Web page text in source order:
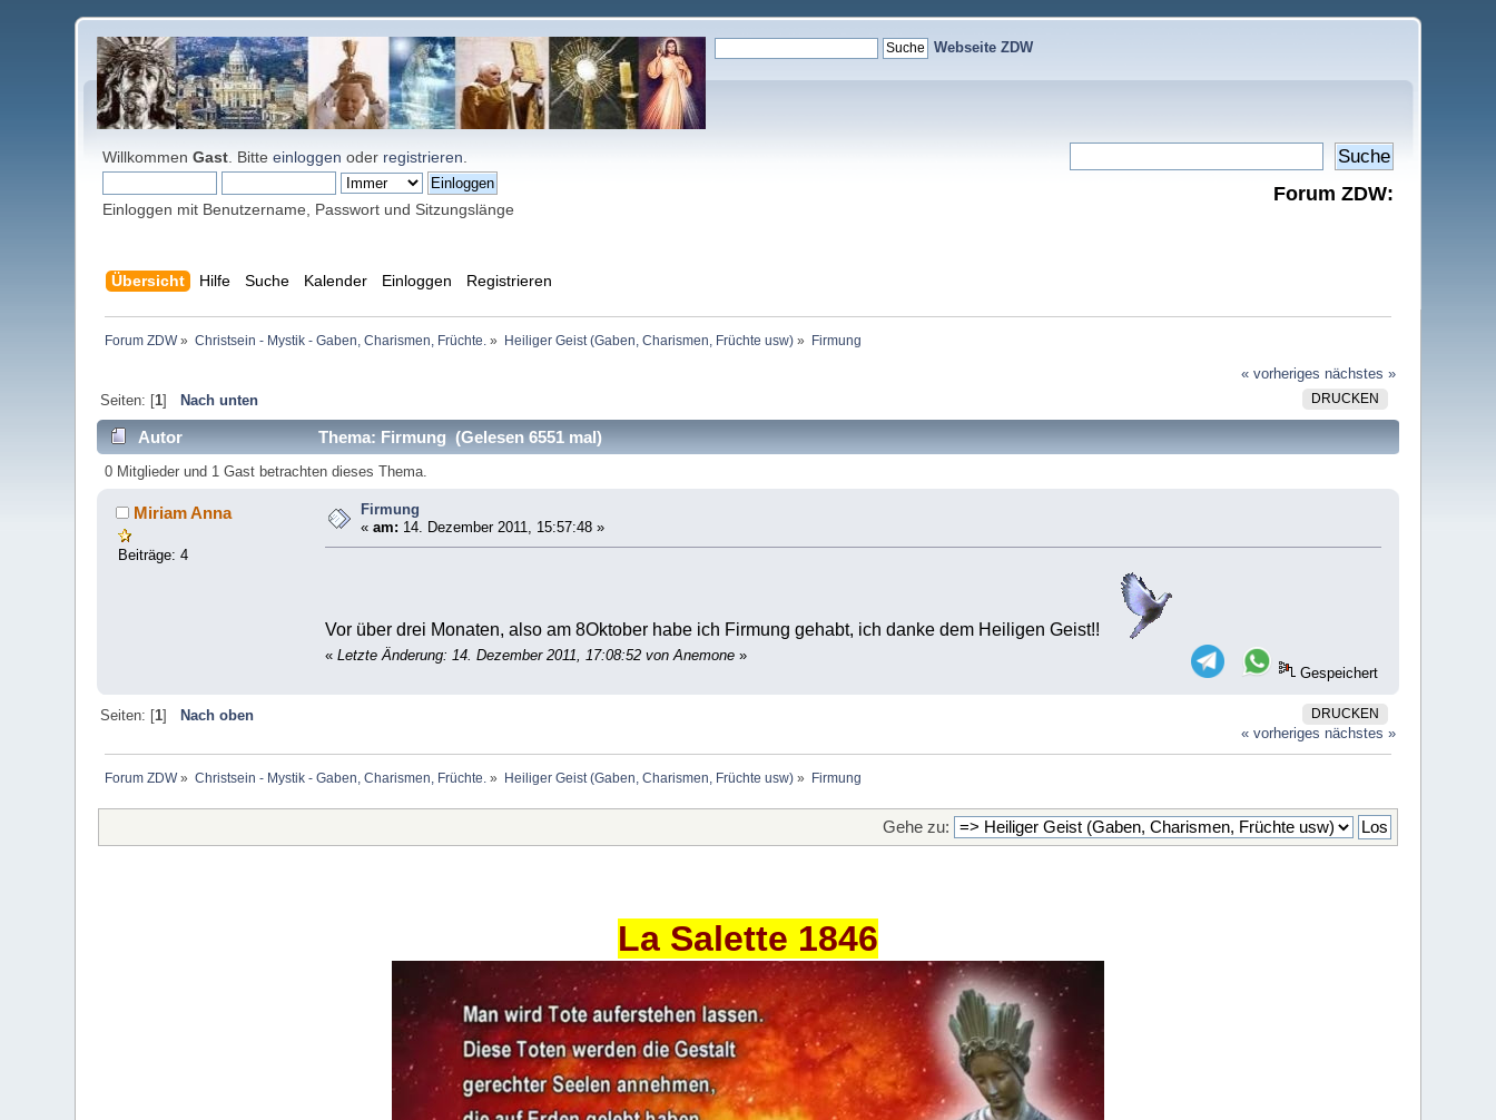
Webseite ZDW
WillkommenGast . Bitteeinloggen oder registrieren
Einloggen mit Benutzername, Passwort und Sitzungslänge
Forum ZDW:
Übersicht Hilfe Suche Kalender Einloggen Registrieren
Forum ZDW» Christsein - Mystik - Gaben, Charismen, Früchte.» Heiliger Geist (Gaben, Charismen, Früchte usw)» Firmung
« vorheriges nächstes »
DRUCKEN
Seiten: [1] Nach unten
Autor Thema: Firmung (Gelesen 6551 mal)
0 Mitglieder und 1 Gast betrachten dieses Thema.
Miriam Anna
Beiträge: 4
Firmung
«am: 14. Dezember 2011, 15:57:48 »
Vor über drei Monaten, also am 8Oktober habe ich Firmung gehabt, ich danke dem Heiligen Geist!!
« Letzte Änderung: 14. Dezember 2011, 17:08:52 von Anemone »
Gespeichert
DRUCKEN
Seiten: [1]
Nach oben
« vorheriges nächstes »
Forum ZDW» Christsein - Mystik - Gaben, Charismen, Früchte.» Heiliger Geist (Gaben, Charismen, Früchte usw)» Firmung
Gehe zu:
La Salette 1846